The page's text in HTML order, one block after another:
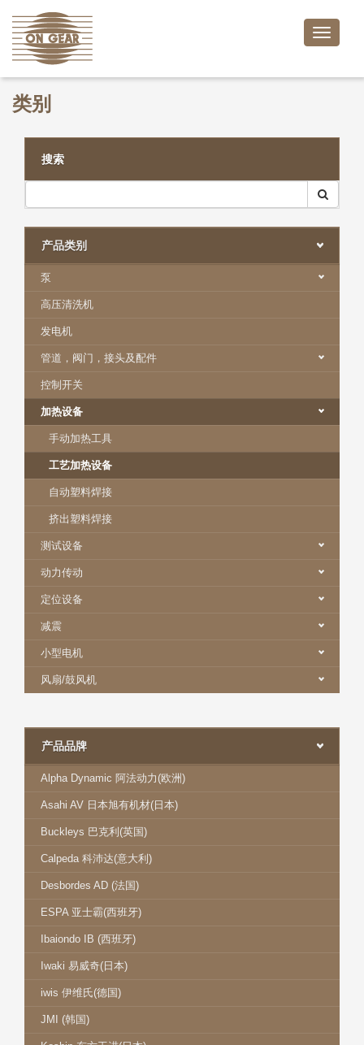
Toggle
类别
搜索
产品类别
泵
高压清洗机
发电机
管道，阀门，接头及配件
控制开关
加热设备
手动加热工具
工艺加热设备
自动塑料焊接
挤出塑料焊接
测试设备
动力传动
定位设备
减震
小型电机
风扇/鼓风机
产品品牌
Alpha Dynamic 阿法动力(欧洲)
Asahi AV 日本旭有机材(日本)
Buckleys 巴克利(英国)
Calpeda 科沛达(意大利)
Desbordes AD (法国)
ESPA 亚士霸(西班牙)
Ibaiondo IB (西班牙)
Iwaki 易威奇(日本)
iwis 伊维氏(德国)
JMI (韩国)